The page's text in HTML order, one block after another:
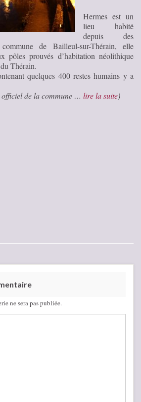
Hermes est un
lieu habité
depuis des
de Bailleul-sur-Thérain, elle
pôles prouvés d’habitation néolithique
Thérain.
quelques 400 restes humains y a
de la commune … lire la suite)
ne sera pas publiée.